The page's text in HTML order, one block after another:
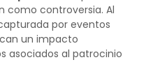
como controversia. Al
por eventos
un impacto
asociados al patrocinio